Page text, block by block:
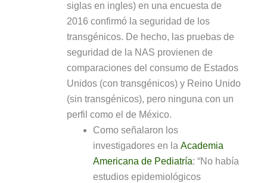
siglas en ingles) en una encuesta de
2016 confirmó la seguridad de los
transgénicos. De hecho, las pruebas de
seguridad de la NAS provienen de
comparaciones del consumo de Estados
Unidos (con transgénicos) y Reino Unido
(sin transgénicos), pero ninguna con un
perfil como el de México.
Como señalaron los
investigadores en la Academia
Americana de Pediatría: “No había
estudios epidemiológicos